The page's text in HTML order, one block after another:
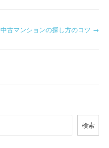
中古マンションの探し方のコツ →
検索